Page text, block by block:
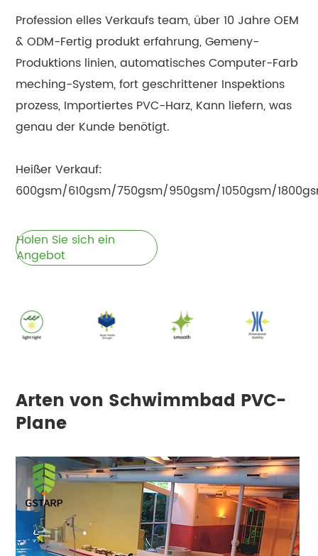
Profession elles Verkaufs team, über 10 Jahre OEM
& ODM-Fertig produkt erfahrung, Gemeny-
Produktions linien, automatisches Computer-Farb
meching-System, fort geschrittener Inspektions
prozess, Importiertes PVC-Harz, Kann liefern, was
genau der Kunde benötigt.
Heißer Verkauf:
600gsm/610gsm/750gsm/950gsm/1050gsm/
Holen Sie sich ein
Angebot
Arten von Schwimmbad PVC-
Plane